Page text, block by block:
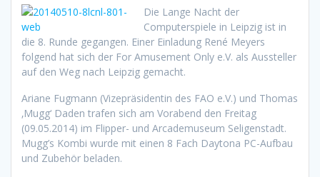
Die Lange Nacht der
Computerspiele in Leipzig ist in
die 8. Runde gegangen. Einer Einladung René Meyers
folgend hat sich der For Amusement Only e.V. als Aussteller
auf den Weg nach Leipzig gemacht.
Ariane Fugmann (Vizepräsidentin des FAO e.V.) und Thomas
‚Mugg‘ Daden trafen sich am Vorabend den Freitag
(09.05.2014) im Flipper- und Arcademuseum Seligenstadt.
Mugg’s Kombi wurde mit einen 8 Fach Daytona PC-Aufbau
und Zubehör beladen.